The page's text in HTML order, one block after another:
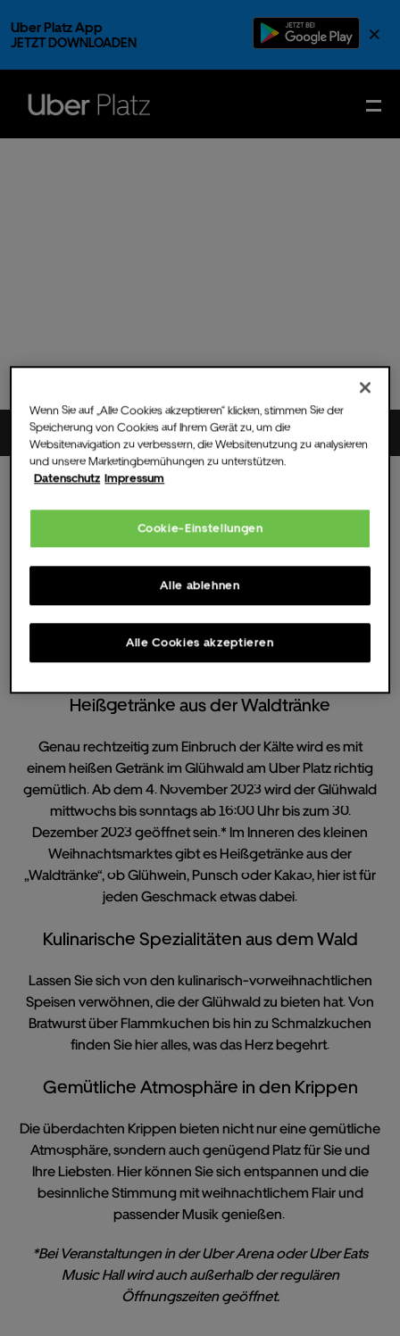
×
Uber Platz App
JETZT DOWNLOADEN
Uber Platz
Mi.08.
Alle Termine
Berliner Glühwald
Platz in Berlin
Heißgetränke aus der Waldtränke
Genau rechtzeitig zum Einbruch der Kälte wird es mit
einem heißen Getränk im Glühwald am Uber Platz richtig
gemütlich. Ab dem 4. November 2023 wird der Glühwald
mittwochs bis sonntags ab 16:00 Uhr bis zum 30.
Dezember 2023 geöffnet sein.* Im Inneren des kleinen
Weihnachtsmarktes gibt es Heißgetränke aus der
„Waldtränke“, ob Glühwein, Punsch oder Kakao, hier ist für
jeden Geschmack etwas dabei.
Kulinarische Spezialitäten aus dem Wald
Lassen Sie sich von den kulinarisch-vorweihnachtlichen
Speisen verwöhnen, die der Glühwald zu bieten hat. Von
Bratwurst über Flammkuchen bis hin zu Schmalzkuchen
finden Sie hier alles, was das Herz begehrt.
Gemütliche Atmosphäre in den Krippen
Die überdachten Krippen bieten nicht nur eine gemütliche
Atmosphäre, sondern auch genügend Platz für Sie und
Ihre Liebsten. Hier können Sie sich entspannen und die
besinnliche Stimmung mit weihnachtlichem Flair und
passender Musik genießen.
*Bei Veranstaltungen in der Uber Arena oder Uber Eats
Music Hall wird auch außerhalb der regulären
Öffnungszeiten geöffnet.
Wenn Sie auf „Alle Cookies akzeptieren“ klicken, stimmen Sie der
Speicherung von Cookies auf Ihrem Gerät zu, um die
Websitenavigation zu verbessern, die Websitenutzung zu analysieren
und unsere Marketingbemühungen zu unterstützen.
Datenschutz Impressum
Cookie-Einstellungen
Alle ablehnen
Alle Cookies akzeptieren